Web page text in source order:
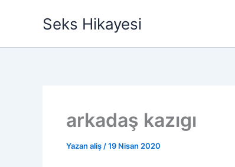
Seks Hikayesi
arkadaş kazıgı
Yazan aliş /19 Nisan 2020